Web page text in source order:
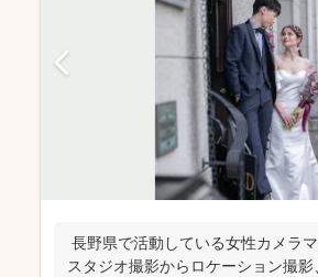
長野県で活動している女性カメラ
スタジオ撮影からロケーション撮